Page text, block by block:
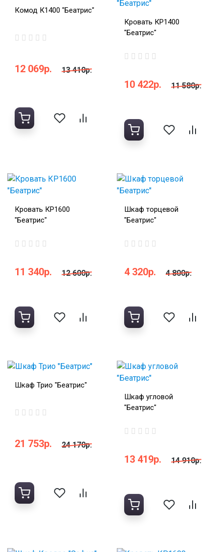
Комод К1400 "Беатрис"
12 069р. 13 410р.
Кровать КР1400
"Беатрис"
10 422р. 11 580р.
Кровать КР1600
"Беатрис"
11 340р. 12 600р.
Шкаф торцевой
"Беатрис"
4 320р. 4 800р.
Шкаф Трио "Беатрис"
21 753р. 24 170р.
Шкаф угловой
"Беатрис"
13 419р. 14 910р.